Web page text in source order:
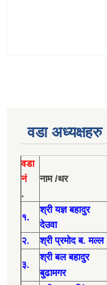
वडा अध्यक्षहरु
वडा
नं
.
नाम /थर
१.
श्री यज्ञ बहादुर
देउवा
२. श्रीप्रमोदब. मल्ल
३.
श्रीबल बहादुर
बुढामगर